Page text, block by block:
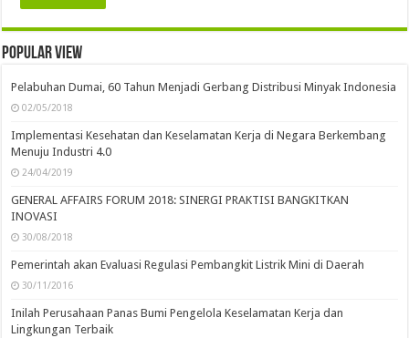
Popular view
Pelabuhan Dumai, 60 Tahun Menjadi Gerbang Distribusi Minyak Indonesia
02/05/2018
Implementasi Kesehatan dan Keselamatan Kerja di Negara Berkembang
Menuju Industri 4.0
24/04/2019
GENERAL AFFAIRS FORUM 2018: SINERGI PRAKTISI BANGKITKAN
INOVASI
30/08/2018
Pemerintah akan Evaluasi Regulasi Pembangkit Listrik Mini di Daerah
30/11/2016
Inilah Perusahaan Panas Bumi Pengelola Keselamatan Kerja dan
Lingkungan Terbaik